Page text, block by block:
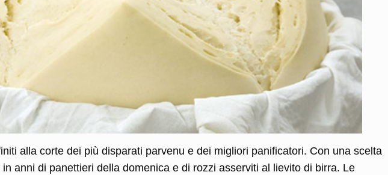
alla corte dei più disparati parvenu e dei migliori panificatori. Con una scelta
anni di panettieri della domenica e di rozzi asserviti al lievito di birra. Le